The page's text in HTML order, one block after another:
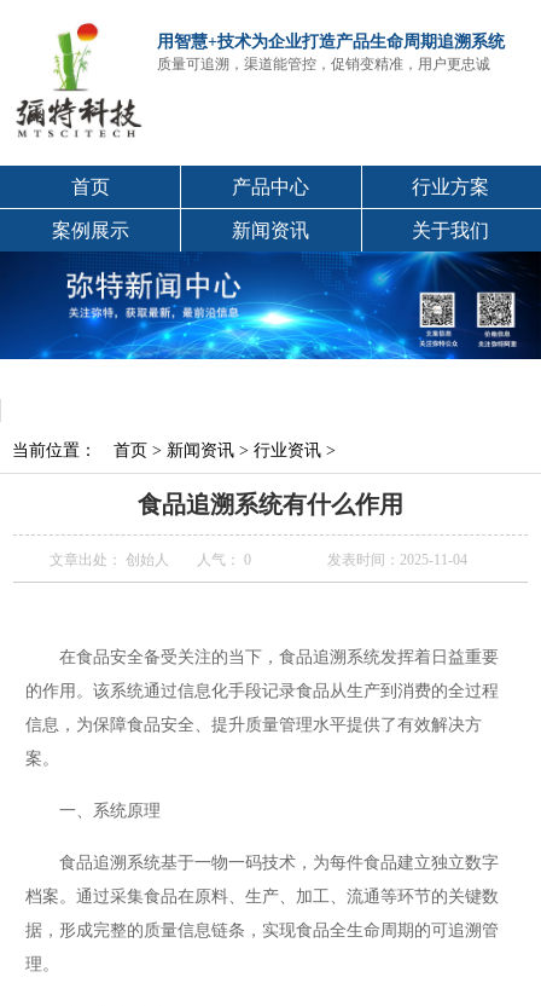
用智慧+技术为企业打造产品生命周期追溯系统
质量可追溯，渠道能管控，促销变精准，用户更忠诚
首页 产品中心 行业方案
案例展示 新闻资讯 关于我们
当前位置： 首页 > 新闻资讯 > 行业资讯 >
食品追溯系统有什么作用
文章出处： 创始人 人气： 0 发表时间：2025-11-04
在食品安全备受关注的当下，食品追溯系统发挥着日益重要
的作用。该系统通过信息化手段记录食品从生产到消费的全过程
信息，为保障食品安全、提升质量管理水平提供了有效解决方
案。
一、系统原理
食品追溯系统基于一物一码技术，为每件食品建立独立数字
档案。通过采集食品在原料、生产、加工、流通等环节的关键数
据，形成完整的质量信息链条，实现食品全生命周期的可追溯管
理。